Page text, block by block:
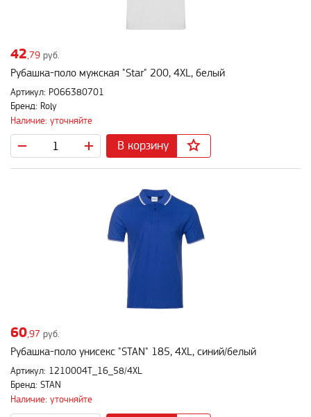
42 ,79 руб.
Рубашка-поло мужская "Star" 200, 4XL, белый
Артикул: PO66380701
Бренд: Roly
Наличие: уточняйте
В корзину
60,97 руб.
Рубашка-поло унисекс "STAN" 185, 4XL, синий/белый
Артикул: 1210004T_16_58/4XL
Бренд: STAN
Наличие: уточняйте